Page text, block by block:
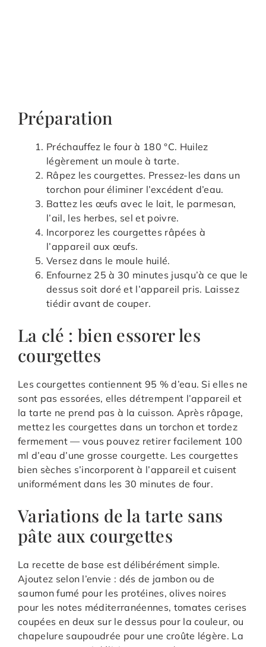
Préparation
Préchauffez le four à 180 °C. Huilez
légèrement un moule à tarte.
Râpez les courgettes. Pressez-les dans un
torchon pour éliminer l’excédent d’eau.
Battez les œufs avec le lait, le parmesan,
l’ail, les herbes, sel et poivre.
Incorporez les courgettes râpées à
l’appareil aux œufs.
Versez dans le moule huilé.
Enfournez 25 à 30 minutes jusqu’à ce que le
dessus soit doré et l’appareil pris. Laissez
tiédir avant de couper.
La clé : bien essorer les
courgettes
Les courgettes contiennent 95 % d’eau. Si elles ne
sont pas essorées, elles détrempent l’appareil et
la tarte ne prend pas à la cuisson. Après râpage,
mettez les courgettes dans un torchon et tordez
fermement — vous pouvez retirer facilement 100
ml d’eau d’une grosse courgette. Les courgettes
bien sèches s’incorporent à l’appareil et cuisent
uniformément dans les 30 minutes de four.
Variations de la tarte sans
pâte aux courgettes
La recette de base est délibérément simple.
Ajoutez selon l’envie : dés de jambon ou de
saumon fumé pour les protéines, olives noires
pour les notes méditerranéennes, tomates cerises
coupées en deux sur le dessus pour la couleur, ou
chapelure saupoudrée pour une croûte légère. La